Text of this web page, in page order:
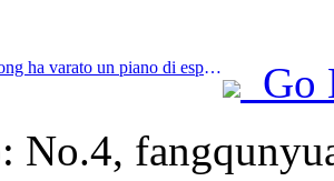
Prev:Il Guangdong ha varato un piano di espansione della capacità del settore dei servizi per trasformare la Greater Bay Area in una destinazione turistica di livello mondiale.
Go
No.4,